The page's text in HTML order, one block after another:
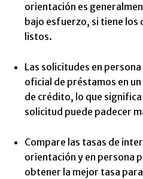
orientación es
bajo esfuerzo, si tiene
listos.
Las solicitudes en
oficial de préstamos en
de crédito, lo que
solicitud puede padecer
Compare las tasas de
orientación y en persona
obtener la mejor tasa